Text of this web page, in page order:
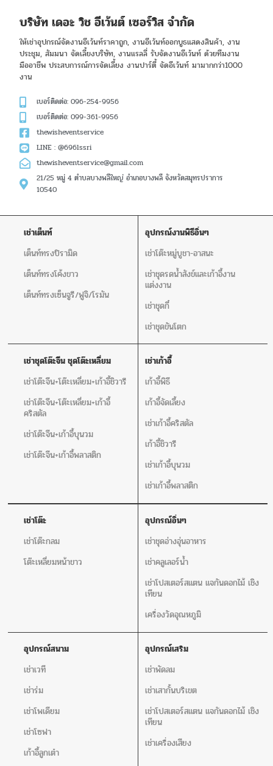
บริษัท เดอะ วิช อีเว้นต์ เซอร์วิส จำกัด
ให้เช่าอุปกรณ์จัดงานอีเว้นท์ราคาถูก, งานอีเว้นท์ออกบูธแสดงสินค้า, งาน
ประชุม, สัมมนา จัดเลี้ยงบริษัท, งานแรลลี่ รับจัดงานอีเว้นท์ ด้วยทีมงาน
มืออาชีพ ประสบการณ์การจัดเลี้ยง งานปาร์ตี้ จัดอีเว้นท์ มามากกว่า1000
งาน
เบอร์ติดต่อ: 096-254-9956
เบอร์ติดต่อ: 099-361-9956
thewisheventservice
LINE : @696lssri
thewisheventservice@gmail.com
21/25 หมู่ 4 ตำบลบางพลีใหญ่ อำเภอบางพลี จังหวัดสมุทรปราการ
10540
เช่าเต็นท์
เต็นท์ทรงปิรามิด
เต็นท์ทรงโค้งขาว
เต็นท์ทรงเซ็นจูรี/ฟูจิ/โรมัน
อุปกรณ์งานพิธีอิ่นๆ
เช่าโต๊ะหมู่บูชา-อาสนะ
เช่าชุดรดน้ำสังข์และเก้าอี้งาน
แต่งงาน
เช่าชุดกี๋
เช่าชุดขันโตก
เช่าชุดโต๊ะจีน ชุดโต๊ะเหลี่ยม
เช่าโต๊ะจีน+โต๊ะเหลี่ยม+เก้าอี้ชิวารี
เช่าโต๊ะจีน+โต๊ะเหลี่ยม+เก้าอี้
คริสตัล
เช่าโต๊ะจีน+เก้าอี้บุนวม
เช่าโต๊ะจีน+เก้าอี้พลาสติก
เช่าเก้าอี้
เก้าอี้พิธี
เก้าอี้จัดเลี้ยง
เช่าเก้าอี้คริสตัล
เก้าอี้ชิวารี
เช่าเก้าอี้บุนวม
เช่าเก้าอี้พลาสติก
เช่าโต๊ะ
เช่าโต๊ะกลม
โต๊ะเหลี่ยมหน้าขาว
อุปกรณ์อิ่นๆ
เช่าชุดอ่างอุ่นอาหาร
เช่าคลูเลอร์น้ำ
เช่าโปสเตอร์สแตน แจกันดอกไม้ เชิง
เทียน
เครื่องวัดอุณหภูมิ
อุปกรณ์สนาม
เช่าเวที
เช่าร่ม
เช่าโพเดียม
เช่าโซฟา
เก้าอี้ลูกเต๋า
อุปกรณ์เสริม
เช่าพัดลม
เช่าเสากั้นบริเขต
เช่าโปสเตอร์สแตน แจกันดอกไม้ เชิง
เทียน
เช่าเครื่องเสียง